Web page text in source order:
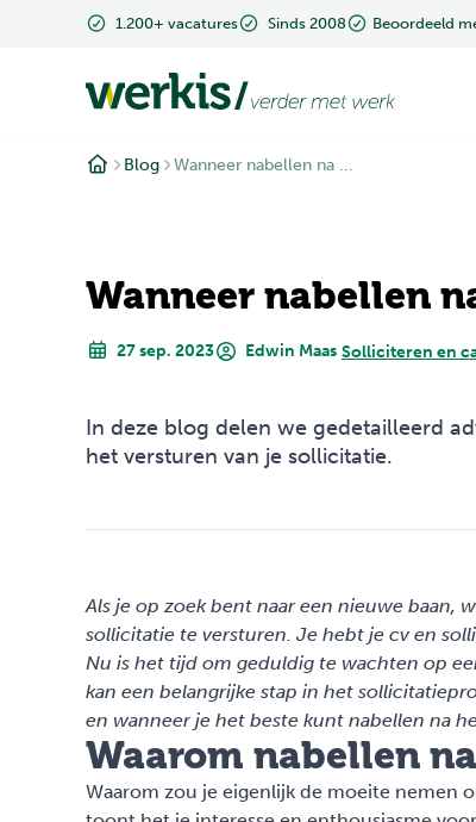
1.200+ vacatures Sinds 2008 Beoordeeld
Blog Wanneer nabellen na ...
Wanneer nabellen
27 sep. 2023 Edwin Maas Solliciteren en
In deze blog delen we gedetailleerd
het versturen van je sollicitatie.
Als je op zoek bent naar een nieuwe baan,
sollicitatie te versturen. Je hebt je cv en
Nu is het tijd om geduldig te wachten op
kan een belangrijke stap in het
en wanneer je het beste kunt nabellen na
Waarom nabellen
Waarom zou je eigenlijk de moeite nemen